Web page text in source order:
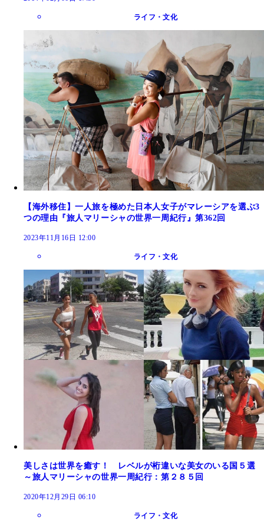
ライフ・文化
【海外移住】一人旅を極めた日本人女子がマレーシアを選ぶ3
つの理由『旅人マリーシャの世界一周紀行』第362回
2023年11月16日 12:00
ライフ・文化
美しさは世界を癒す！ レベルが桁違いな美女のいる国５選
～旅人マリーシャの世界一周紀行：第２８５回
2020年12月29日 06:10
ライフ・文化